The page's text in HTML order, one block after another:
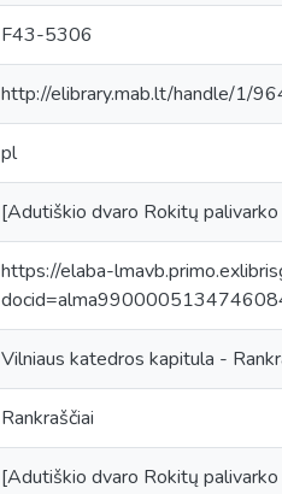
F43-5306
http://elibrary.mab.lt/handle/1/
pl
[Adutiškio dvaro Rokitų
https://elaba-
Vilniaus katedros kapitula -
Rankraščiai
[Adutiškio dvaro Rokitų